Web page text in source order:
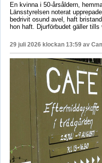
En kvinna i 50-årsåldern,
Länsstyrelsen noterat
bedrivit osund avel, haft
hon haft. Djurförbudet gäller
29 juli 2026 klockan 13:59 av